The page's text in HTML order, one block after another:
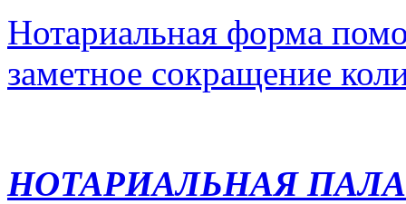
Нотариальная форма
заметное сокращение
НОТАРИАЛЬНАЯ